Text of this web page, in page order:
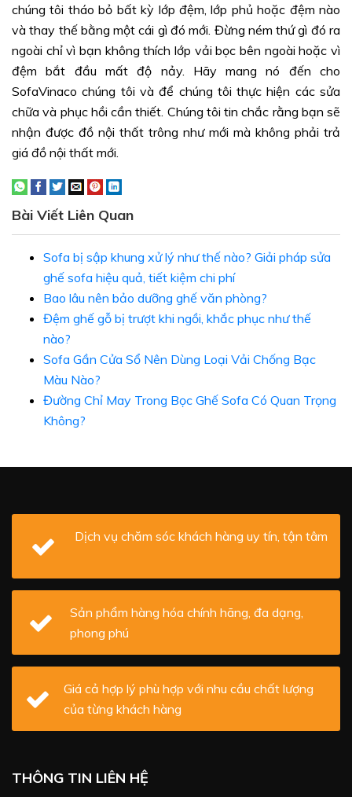
chúng tôi tháo bỏ bất kỳ lớp đệm, lớp phủ hoặc đệm nào
và thay thế bằng một cái gì đó mới. Đừng ném thứ gì đó ra
ngoài chỉ vì bạn không thích lớp vải bọc bên ngoài hoặc vì
đệm bắt đầu mất độ nảy. Hãy mang nó đến cho
SofaVinaco chúng tôi và để chúng tôi thực hiện các sửa
chữa và phục hồi cần thiết. Chúng tôi tin chắc rằng bạn sẽ
nhận được đồ nội thất trông như mới mà không phải trả
giá đồ nội thất mới.
Bài Viết Liên Quan
Sofa bị sập khung xử lý như thế nào? Giải pháp sửa
ghế sofa hiệu quả, tiết kiệm chi phí
Bao lâu nên bảo dưỡng ghế văn phòng?
Đệm ghế gỗ bị trượt khi ngồi, khắc phục như thế
nào?
Sofa Gần Cửa Sổ Nên Dùng Loại Vải Chống Bạc
Màu Nào?
Đường Chỉ May Trong Bọc Ghế Sofa Có Quan Trọng
Không?
Dịch vụ chăm sóc khách hàng uy tín, tận tâm
Sản phẩm hàng hóa chính hãng, đa dạng,
phong phú
Giá cả hợp lý phù hợp với nhu cầu chất lượng
của từng khách hàng
THÔNG TIN LIÊN HỆ